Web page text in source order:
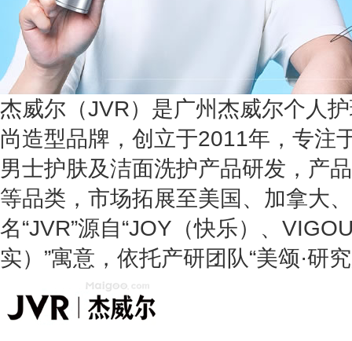
杰威尔（JVR）是广州杰威尔个人
尚造型品牌，创立于2011年，专注
男士护肤及洁面洗护产品研发，产
等品类，市场拓展至美国、加拿大
名“JVR”源自“JOY（快乐）、
实）”寓意，依托产研团队“美颂·研